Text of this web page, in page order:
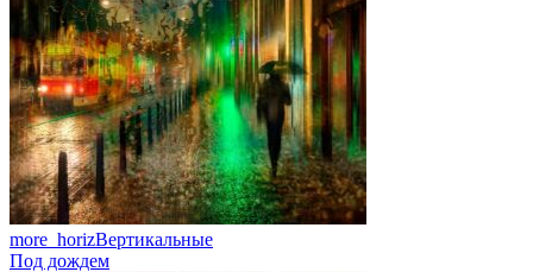
more_horizВертикальные
Под дождем